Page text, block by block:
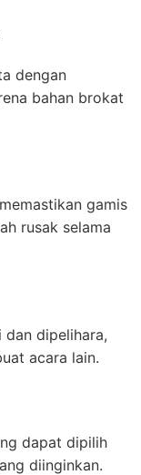
dengan
bahan brokat
gamis
rusak selama
dipelihara,
acara lain.
dapat dipilih
diinginkan.